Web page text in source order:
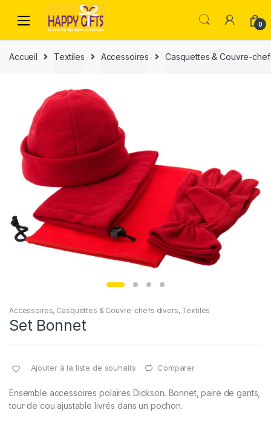
0
Accueil Textiles Accessoires Casquettes & Couvre-
Accessoires, Casquettes & Couvre-chefs divers, Textiles
Set Bonnet
Ajouter à la liste de souhaits Comparer
Ensemble accessoires polaires Dickson. Bonnet, paire de gants,
tour de cou ajustable livrés dans un pochon.